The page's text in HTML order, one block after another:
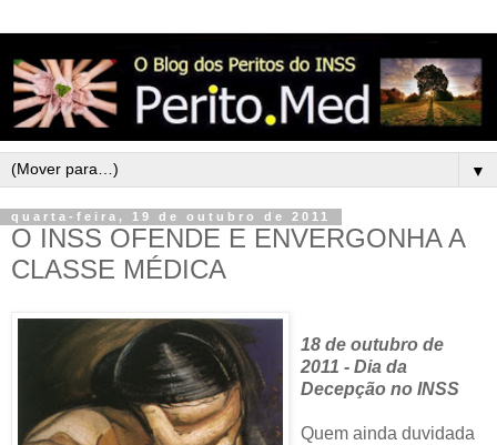
▼
quarta-feira, 19 de outubro de 2011
O INSS OFENDE E ENVERGONHA A
CLASSE MÉDICA
18 de outubro de
2011 - Dia da
Decepção no INSS
Quem ainda duvidada